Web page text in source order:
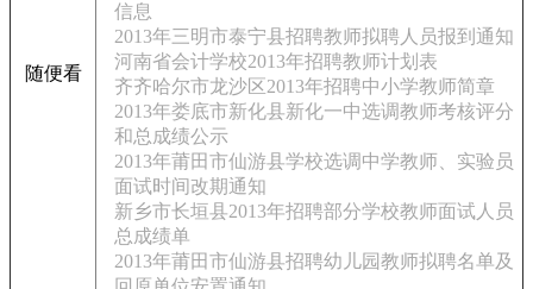
随便看
信息
2013年三明市泰宁县招聘教师拟聘人员报到通知
河南省会计学校2013年招聘教师计划表
齐齐哈尔市龙沙区2013年招聘中小学教师简章
2013年娄底市新化县新化一中选调教师考核评分
和总成绩公示
2013年莆田市仙游县学校选调中学教师、实验员
面试时间改期通知
新乡市长垣县2013年招聘部分学校教师面试人员
总成绩单
2013年莆田市仙游县招聘幼儿园教师拟聘名单及